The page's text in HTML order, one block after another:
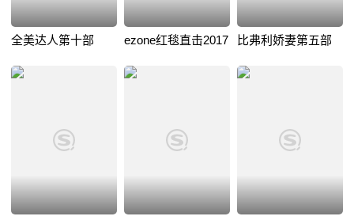
全美达人第十部 ezone红毯直击2017 比弗利娇妻第五部